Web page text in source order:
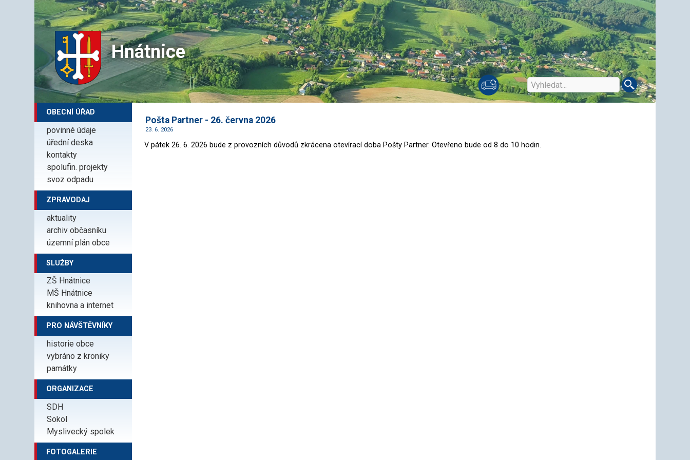
Hnátnice
OBECNÍ ÚŘAD
povinné údaje
úřední deska
kontakty
spolufin. projekty
svoz odpadu
ZPRAVODAJ
aktuality
archiv občasníku
územní plán obce
SLUŽBY
ZŠ Hnátnice
MŠ Hnátnice
knihovna a internet
PRO NÁVŠTĚVNÍKY
historie obce
vybráno z kroniky
památky
ORGANIZACE
SDH
Sokol
Myslivecký spolek
FOTOGALERIE
Pošta Partner - 26. června 2026
23. 6. 2026
V pátek 26. 6. 2026 bude z provozních důvodů zkrácena otevírací doba Pošty Partner. Otevřeno bude od 8 do 10 hodin.